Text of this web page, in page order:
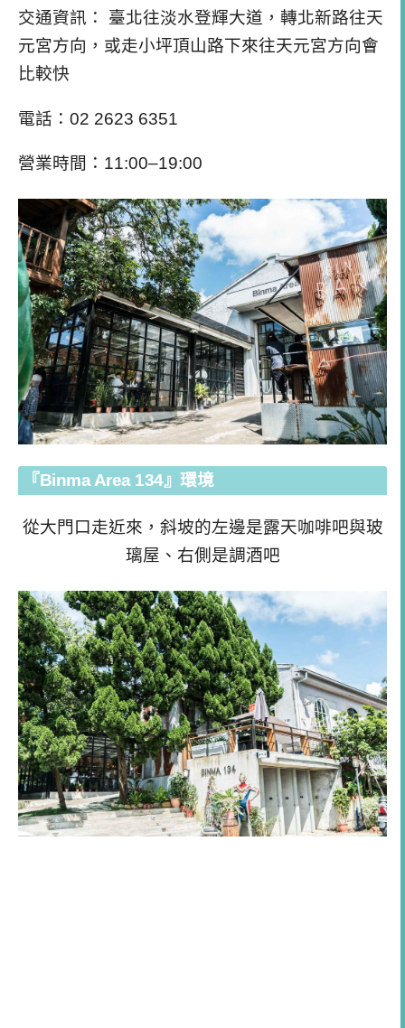
交通資訊： 臺北往淡水登輝大道，轉北新路往天
元宮方向，或走小坪頂山路下來往天元宮方向會
比較快
電話：02 2623 6351
營業時間：11:00–19:00
『Binma Area 134』環境
從大門口走近來，斜坡的左邊是露天咖啡吧與玻
璃屋、右側是調酒吧